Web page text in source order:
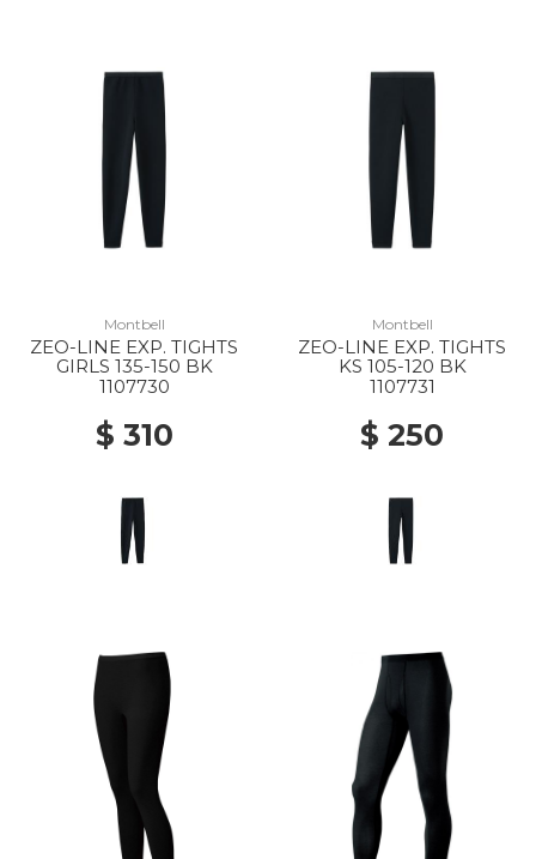
Montbell
ZEO-LINE EXP. TIGHTS
GIRLS 135-150 BK
1107730
$ 310
Montbell
ZEO-LINE EXP. TIGHTS
KS 105-120 BK
1107731
$ 250